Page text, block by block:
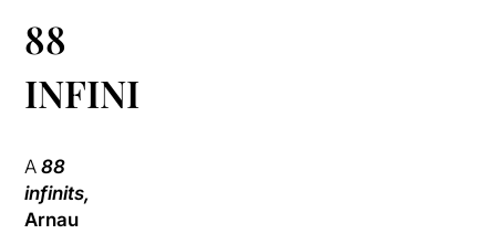
88
INFINITS
A 88
infinits,
Arnau